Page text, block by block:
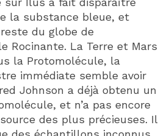
la substance bleue, et
du globe de
Rocinante. La Terre et Mars
la Protomolécule, la
immédiate semble avoir
Johnson a déjà obtenu un
et n’a pas encore
des plus précieuses. Il